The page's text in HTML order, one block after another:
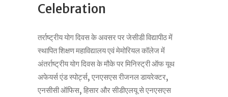
Celebration
तर्राष्ट्रीय योग दिवस के अवसर पर जेसीडी विद्यापीठ में
स्थापित शिक्षण महाविद्यालय एवं मेमोरियल कॉलेज में
अंतर्राष्ट्रीय योग दिवस के मौके पर मिनिस्ट्री ऑफ यूथ
अफेयर्स एंड स्पोर्ट्स, एनएसएस रीजनल डायरेक्टर,
एनसीसी ऑफिस, हिसार और सीडीएलयू से एनएसएस